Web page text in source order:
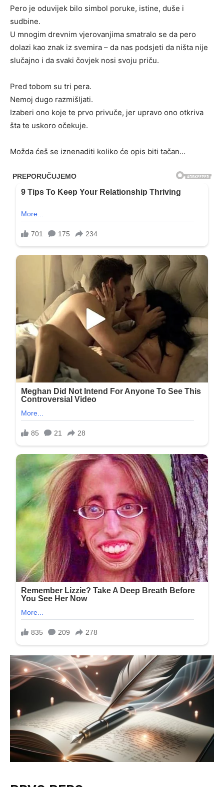
Pero je oduvijek bilo simbol poruke, istine, duše i
sudbine.
U mnogim drevnim vjerovanjima smatralo se da pero
dolazi kao znak iz svemira – da nas podsjeti da ništa nije
slučajno i da svaki čovjek nosi svoju priču.
Pred tobom su tri pera.
Nemoj dugo razmišljati.
Izaberi ono koje te prvo privuče, jer upravo ono otkriva
šta te uskoro očekuje.
Možda ćeš se iznenaditi koliko će opis biti tačan…